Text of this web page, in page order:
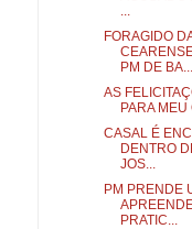
...
FORAGIDO
PM DE BA...
AS
PARA
CASAL É
DENTRO
JOS...
PM PRENDE
PRATIC...